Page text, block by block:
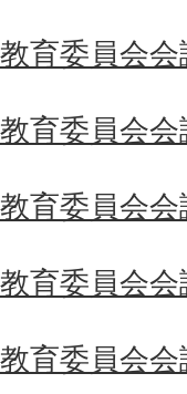
育委員会会
育委員会会
育委員会会
育委員会会
育委員会会